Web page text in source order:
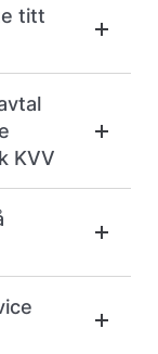
titt
KVV